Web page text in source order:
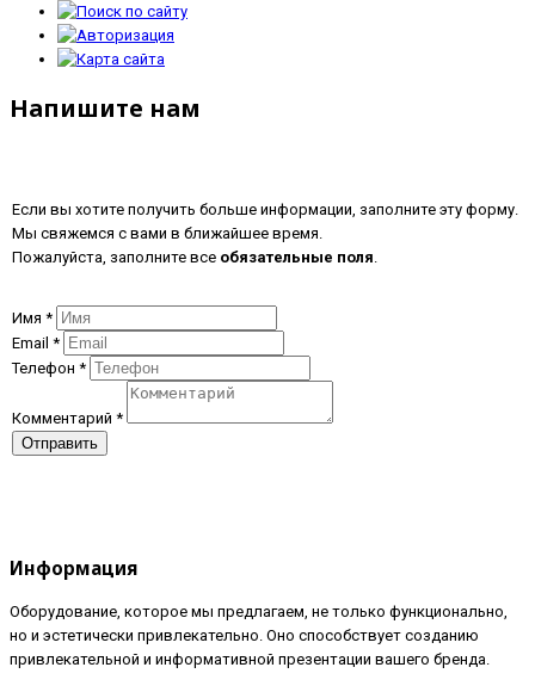
Напишите нам
Если вы хотите получить больше информации, заполните эту форму.
Мы свяжемся с вами в ближайшее время.
Пожалуйста, заполните все обязательные поля.
Имя *
Email *
Телефон *
Комментарий *
Отправить
Информация
Оборудование, которое мы предлагаем, не только функционально,
но и эстетически привлекательно. Оно способствует созданию
привлекательной и информативной презентации вашего бренда.